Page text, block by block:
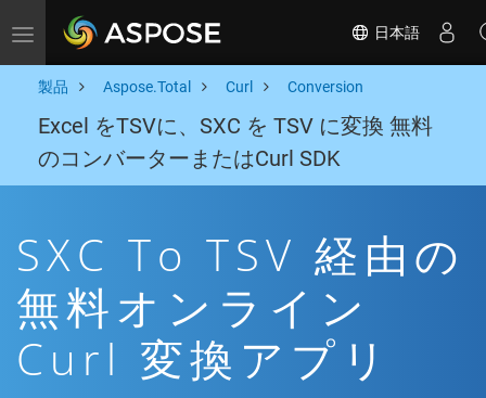
Toggle navigation 日本語
製品 Aspose.Total Curl Conversion
Excel をTSVに、SXC を TSV に変換 無料
のコンバーターまたはCurl SDK
SXC To TSV 経由の
無料オンライン
Curl 変換アプリ